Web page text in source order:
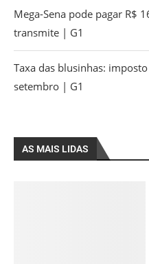
Mega-Sena pode pagar R$
transmite | G1
Taxa das blusinhas:
setembro | G1
AS MAIS LIDAS